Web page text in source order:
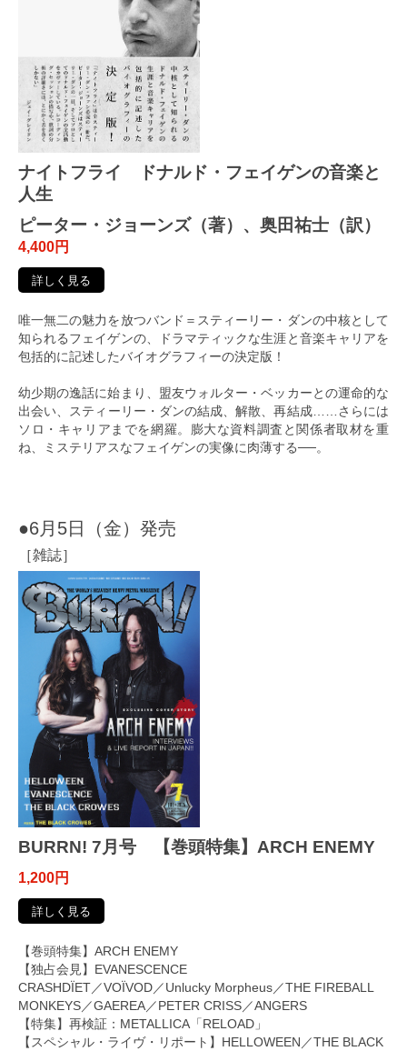
ナイトフライ ドナルド・フェイゲンの音楽と
人生
ピーター・ジョーンズ（著）、奥田祐士（訳）
4,400円
詳しく見る
唯一無二の魅力を放つバンド＝スティーリー・ダンの中核として
知られるフェイゲンの、ドラマティックな生涯と音楽キャリアを
包括的に記述したバイオグラフィーの決定版！
幼少期の逸話に始まり、盟友ウォルター・ベッカーとの運命的な
出会い、スティーリー・ダンの結成、解散、再結成……さらには
ソロ・キャリアまでを網羅。膨大な資料調査と関係者取材を重
ね、ミステリアスなフェイゲンの実像に肉薄する──。
●6月5日（金）発売
［雑誌］
BURRN! 7月号 【巻頭特集】ARCH ENEMY
1,200円
詳しく見る
【巻頭特集】ARCH ENEMY
【独占会見】EVANESCENCE
CRASHDÏET／VOÏVOD／Unlucky Morpheus／THE FIREBALL
MONKEYS／GAEREA／PETER CRISS／ANGERS
【特集】再検証：METALLICA「RELOAD」
【スペシャル・ライヴ・リポート】HELLOWEEN／THE BLACK